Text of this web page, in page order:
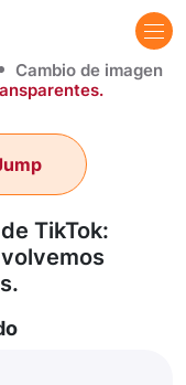
Cambio de imagen
TikTok: